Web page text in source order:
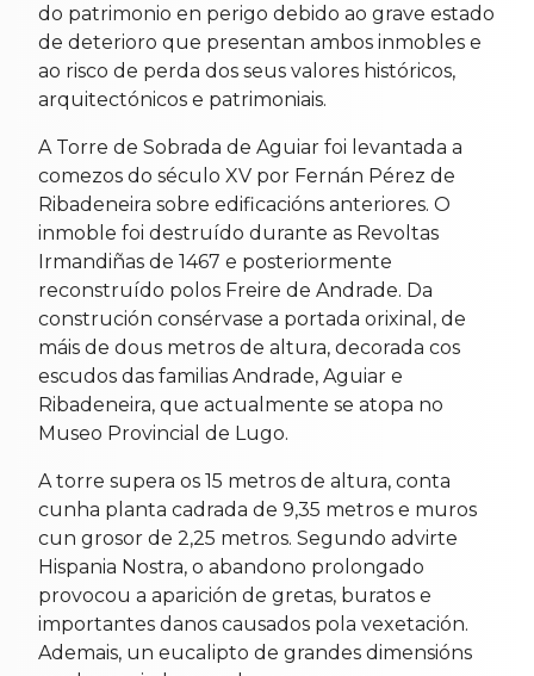
do patrimonio en perigo debido ao grave estado
de deterioro que presentan ambos inmobles e
ao risco de perda dos seus valores históricos,
arquitectónicos e patrimoniais.
A Torre de Sobrada de Aguiar foi levantada a
comezos do século XV por Fernán Pérez de
Ribadeneira sobre edificacións anteriores. O
inmoble foi destruído durante as Revoltas
Irmandiñas de 1467 e posteriormente
reconstruído polos Freire de Andrade. Da
construción consérvase a portada orixinal, de
máis de dous metros de altura, decorada cos
escudos das familias Andrade, Aguiar e
Ribadeneira, que actualmente se atopa no
Museo Provincial de Lugo.
A torre supera os 15 metros de altura, conta
cunha planta cadrada de 9,35 metros e muros
cun grosor de 2,25 metros. Segundo advirte
Hispania Nostra, o abandono prolongado
provocou a aparición de gretas, buratos e
importantes danos causados pola vexetación.
Ademais, un eucalipto de grandes dimensións